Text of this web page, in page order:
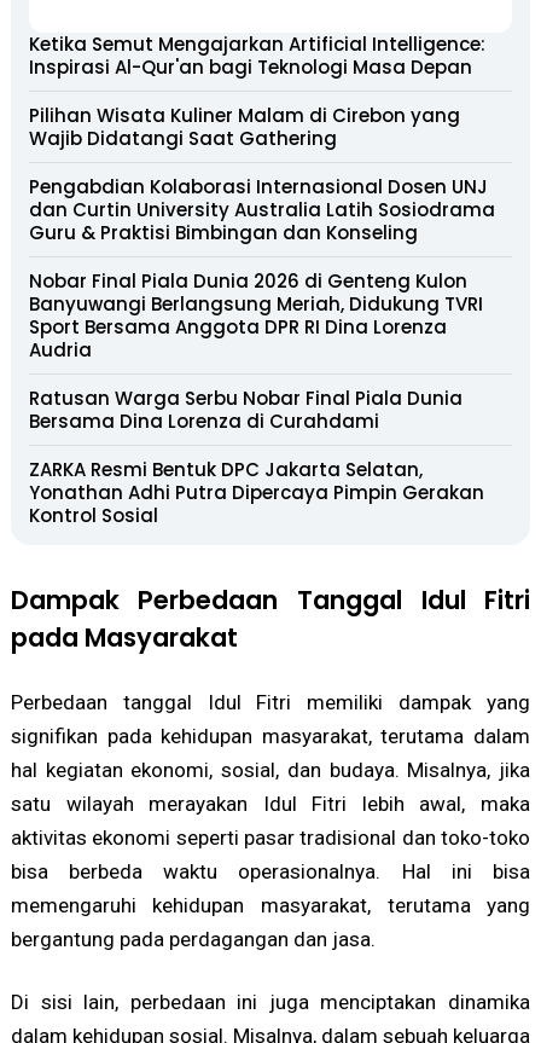
Ketika Semut Mengajarkan Artificial Intelligence:
Inspirasi Al-Qur'an bagi Teknologi Masa Depan
Pilihan Wisata Kuliner Malam di Cirebon yang
Wajib Didatangi Saat Gathering
Pengabdian Kolaborasi Internasional Dosen UNJ
dan Curtin University Australia Latih Sosiodrama
Guru & Praktisi Bimbingan dan Konseling
Nobar Final Piala Dunia 2026 di Genteng Kulon
Banyuwangi Berlangsung Meriah, Didukung TVRI
Sport Bersama Anggota DPR RI Dina Lorenza
Audria
Ratusan Warga Serbu Nobar Final Piala Dunia
Bersama Dina Lorenza di Curahdami
ZARKA Resmi Bentuk DPC Jakarta Selatan,
Yonathan Adhi Putra Dipercaya Pimpin Gerakan
Kontrol Sosial
Dampak Perbedaan Tanggal Idul Fitri
pada Masyarakat
Perbedaan tanggal Idul Fitri memiliki dampak yang
signifikan pada kehidupan masyarakat, terutama dalam
hal kegiatan ekonomi, sosial, dan budaya. Misalnya, jika
satu wilayah merayakan Idul Fitri lebih awal, maka
aktivitas ekonomi seperti pasar tradisional dan toko-toko
bisa berbeda waktu operasionalnya. Hal ini bisa
memengaruhi kehidupan masyarakat, terutama yang
bergantung pada perdagangan dan jasa.
Di sisi lain, perbedaan ini juga menciptakan dinamika
dalam kehidupan sosial. Misalnya, dalam sebuah keluarga